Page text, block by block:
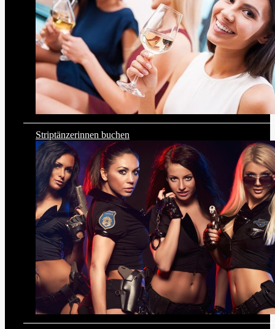
Striptänzerinnen buchen